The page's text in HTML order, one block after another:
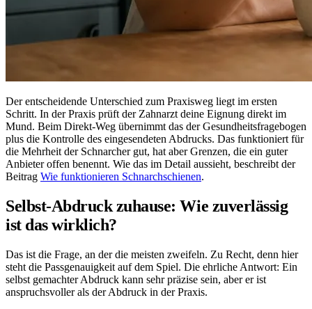
Der entscheidende Unterschied zum Praxisweg liegt im ersten
Schritt. In der Praxis prüft der Zahnarzt deine Eignung direkt im
Mund. Beim Direkt-Weg übernimmt das der Gesundheitsfragebogen
plus die Kontrolle des eingesendeten Abdrucks. Das funktioniert für
die Mehrheit der Schnarcher gut, hat aber Grenzen, die ein guter
Anbieter offen benennt. Wie das im Detail aussieht, beschreibt der
Beitrag Wie funktionieren Schnarchschienen.
Selbst-Abdruck zuhause: Wie zuverlässig
ist das wirklich?
Das ist die Frage, an der die meisten zweifeln. Zu Recht, denn hier
steht die Passgenauigkeit auf dem Spiel. Die ehrliche Antwort: Ein
selbst gemachter Abdruck kann sehr präzise sein, aber er ist
anspruchsvoller als der Abdruck in der Praxis.